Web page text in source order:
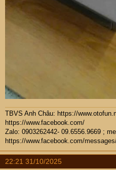
TBVS Anh Châu: https://
https://www.facebook.com/
Zalo: 0903262442- 09.6556.9669 ;
https://www.facebook.com/
22:21 31/10/2025